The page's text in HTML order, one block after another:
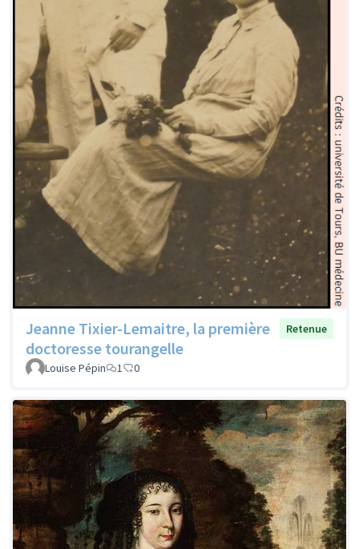
Jeanne Tixier-Lemaitre, la première
doctoresse tourangelle
Retenue
Louise Pépin 1 0